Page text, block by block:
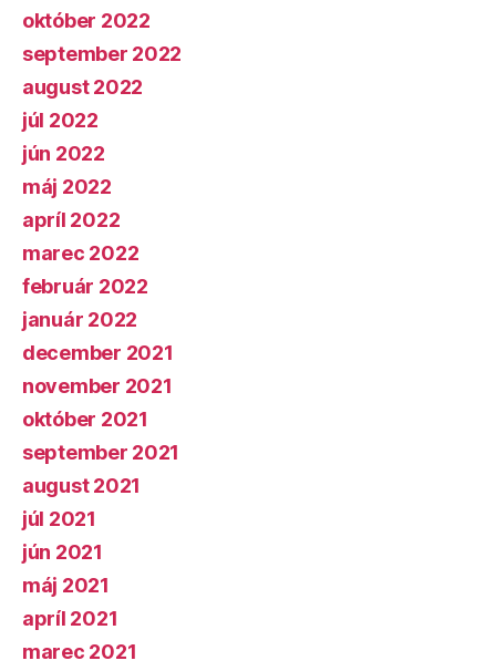
október 2022
september 2022
august 2022
júl 2022
jún 2022
máj 2022
apríl 2022
marec 2022
február 2022
január 2022
december 2021
november 2021
október 2021
september 2021
august 2021
júl 2021
jún 2021
máj 2021
apríl 2021
marec 2021